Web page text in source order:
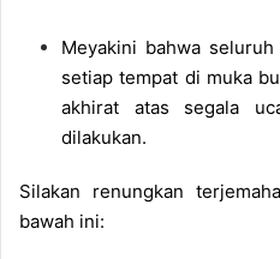
Meyakini bahwa
setiap tempat di muka
akhirat atas segala
dilakukan.
Silakan renungkan
bawah ini: